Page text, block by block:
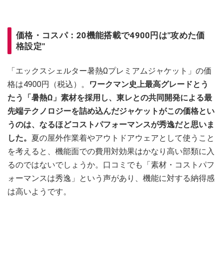
価格・コスパ：20機能搭載で4900円は"攻めた価
格設定"
「エックスシェルター暑熱Ωプレミアムジャケット」の価
格は4900円（税込）。
ワークマン史上最高グレードとう
たう「暑熱Ω」素材を採用し、東レとの共同開発による最
先端テクノロジーを詰め込んだジャケットがこの価格とい
うのは、なるほどコストパフォーマンスが秀逸だと思いま
した。 夏の屋外作業着やアウトドアウェアとして使うこと
を考えると、機能面での費用対効果はかなり高い部類に入
るのではないでしょうか。口コミでも「素材・コストパフ
ォーマンスは秀逸」という声があり、機能に対する納得感
は高いようです。